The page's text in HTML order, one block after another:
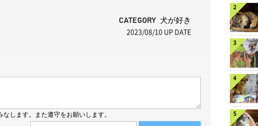
CATEGORY 犬が好き
2023/08/10 UP DATE